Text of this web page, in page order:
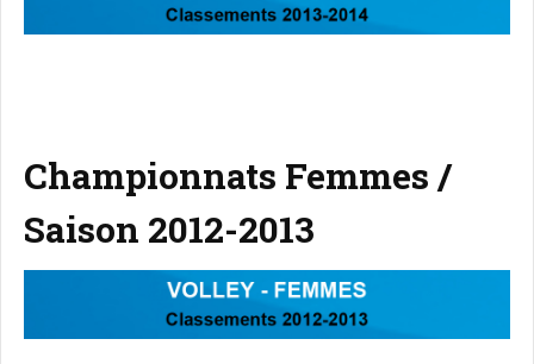
Championnats Femmes /
Saison 2012-2013